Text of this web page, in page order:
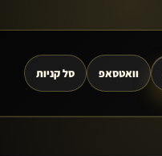
וואטסאפ סל קניות